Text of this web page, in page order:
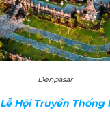
Denpasar
Lễ Hội Truyền Thống